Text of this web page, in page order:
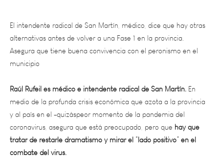
alternativas antes de volver a una Fase 1 en la provincia.
Asegura que tiene buena convivencia con el peronismo en el
municipio
Raúl Rufeil es médico e intendente radical de San Martín.
medio de la profunda crisis económica que azota a la provincia
y al país en el -quizáspeor momento de la pandemia del
coronavirus, asegura que está preocupado, pero quehay que
tratar de restarle dramatismo y mirar el “lado positivo” en el
combate del virus.